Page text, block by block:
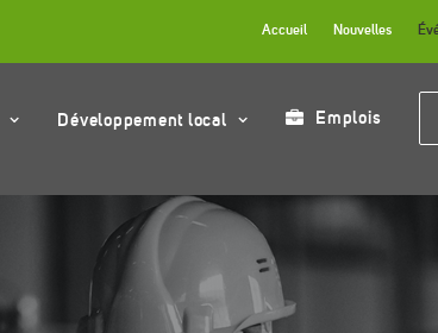
Accueil Nouvelles
Développement local Emplois